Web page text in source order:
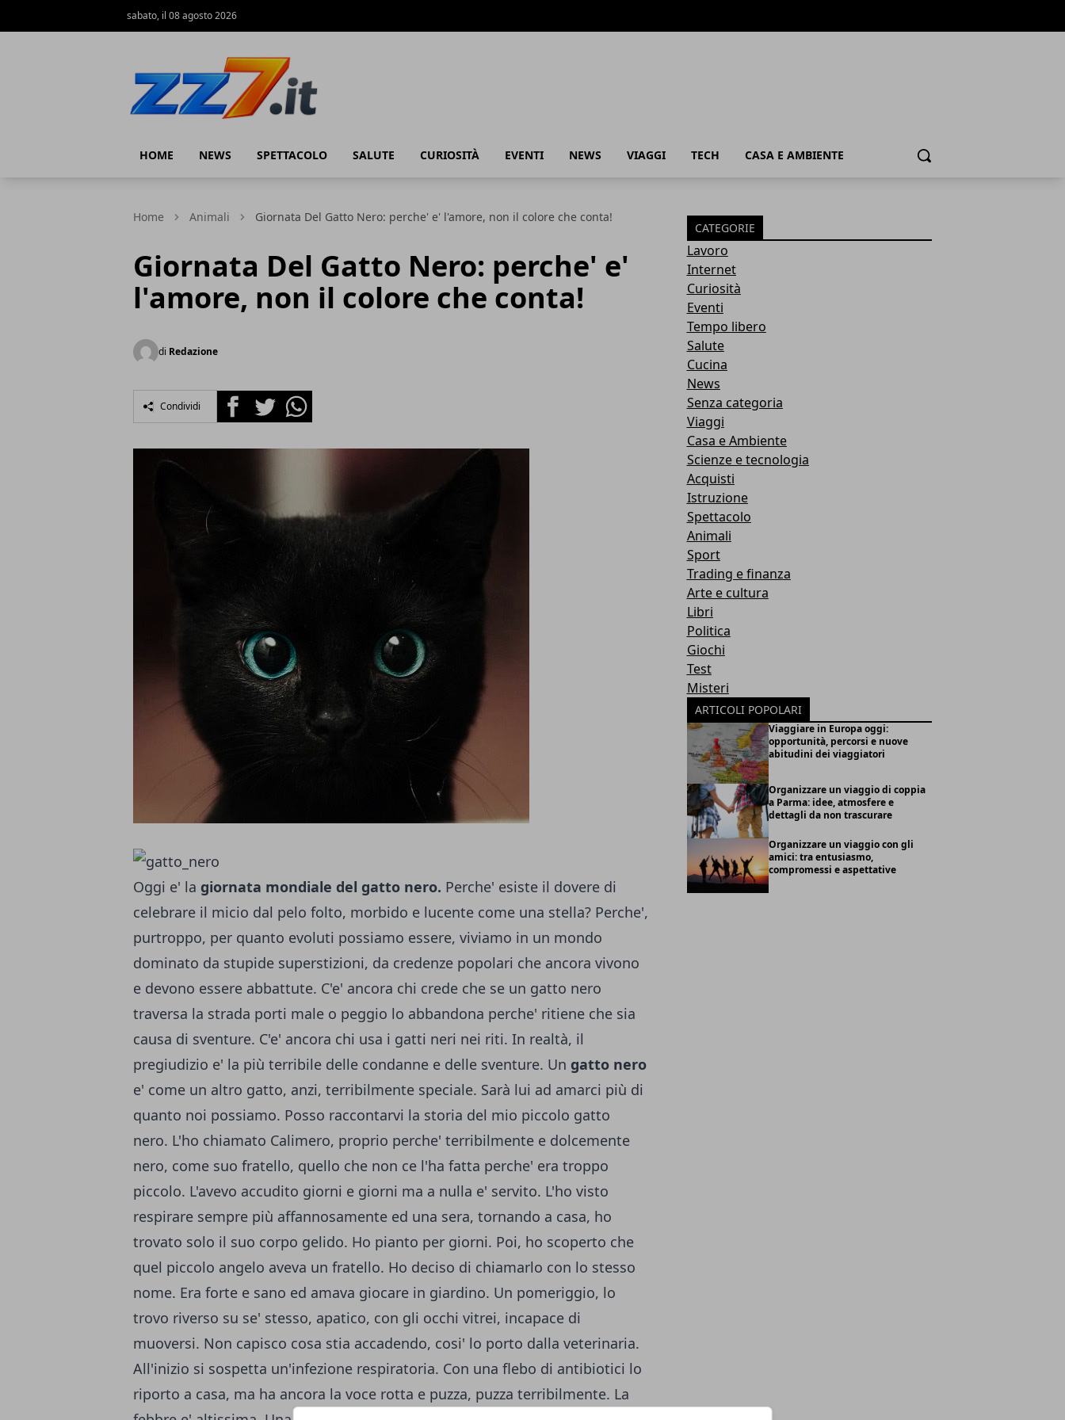
sabato, il 08 agosto 2026
HOME NEWS SPETTACOLO SALUTE CURIOSITÀ EVENTI NEWS VIAGGI TECH CASA E AMBIENTE Cerca
Home Animali Giornata Del Gatto Nero: perche' e' l'amore, non il colore che conta!
Giornata Del Gatto Nero: perche' e'
l'amore, non il colore che conta!
di Redazione
Condividi FacebookTwitterWhatsapp
Oggi e' la giornata mondiale del gatto nero. Perche' esiste il dovere di
celebrare il micio dal pelo folto, morbido e lucente come una stella? Perche',
purtroppo, per quanto evoluti possiamo essere, viviamo in un mondo
dominato da stupide superstizioni, da credenze popolari che ancora vivono
e devono essere abbattute. C'e' ancora chi crede che se un gatto nero
traversa la strada porti male o peggio lo abbandona perche' ritiene che sia
causa di sventure. C'e' ancora chi usa i gatti neri nei riti. In realtà, il
pregiudizio e' la più terribile delle condanne e delle sventure. Un gatto nero
e' come un altro gatto, anzi, terribilmente speciale. Sarà lui ad amarci più di
quanto noi possiamo. Posso raccontarvi la storia del mio piccolo gatto
nero. L'ho chiamato Calimero, proprio perche' terribilmente e dolcemente
nero, come suo fratello, quello che non ce l'ha fatta perche' era troppo
piccolo. L'avevo accudito giorni e giorni ma a nulla e' servito. L'ho visto
respirare sempre più affannosamente ed una sera, tornando a casa, ho
trovato solo il suo corpo gelido. Ho pianto per giorni. Poi, ho scoperto che
quel piccolo angelo aveva un fratello. Ho deciso di chiamarlo con lo stesso
nome. Era forte e sano ed amava giocare in giardino. Un pomeriggio, lo
trovo riverso su se' stesso, apatico, con gli occhi vitrei, incapace di
muoversi. Non capisco cosa stia accadendo, cosi' lo porto dalla veterinaria.
All'inizio si sospetta un'infezione respiratoria. Con una flebo di antibiotici lo
riporto a casa, ma ha ancora la voce rotta e puzza, puzza terribilmente. La
CATEGORIE
Lavoro
Internet
Curiosità
Eventi
Tempo libero
Salute
Cucina
News
Senza categoria
Viaggi
Casa e Ambiente
Scienze e tecnologia
Acquisti
Istruzione
Spettacolo
Animali
Sport
Trading e finanza
Arte e cultura
Libri
Politica
Giochi
Test
Misteri
ARTICOLI POPOLARI
Viaggiare in Europa oggi:
opportunità, percorsi e nuove
abitudini dei viaggiatori
Organizzare un viaggio di coppia
a Parma: idee, atmosfere e
dettagli da non trascurare
Organizzare un viaggio con gli
amici: tra entusiasmo,
compromessi e aspettative